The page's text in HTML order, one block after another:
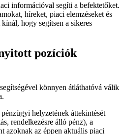
információval segíti a befektetőket.
híreket, piaci elemzéseket és
hogy segítsen a sikeres
pozíciók
könnyen átláthatóvá válik
helyzetének áttekintését
rendelkezésre álló pénz), a
azoknak az éppen aktuális piaci